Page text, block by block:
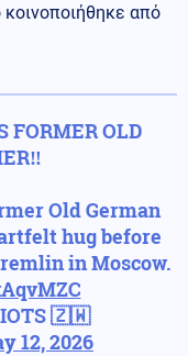
από
FORMER OLD
Old German
hug before
in Moscow.
🇿🇼
12, 2026